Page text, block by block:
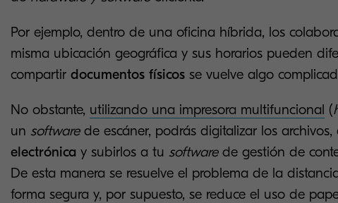
Por ejemplo, dentro de una oficina híbrida, los
misma ubicación geográfica y sus horarios pueden
compartir documentos físicosse vuelve algo
No obstante, utilizando una impresora multifuncional (
un softwarede escáner, podrás digitalizar los archivos,
electrónica y subirlos a tu softwarede gestión de
De esta manera se resuelve el problema de la
forma segura y, por supuesto, se reduce el uso de